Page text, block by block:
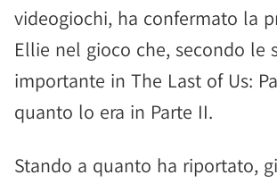
videogiochi, ha confermato la
Ellie nel gioco che, secondo le
importante in The Last of Us:
quanto lo era in Parte II.
Stando a quanto ha riportato,